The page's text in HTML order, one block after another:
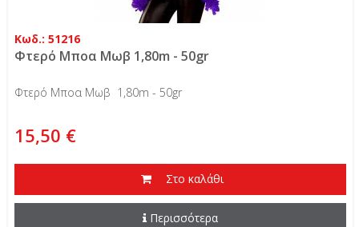
Κωδ.: 51216
Φτερό Μποα Μωβ 1,80m - 50gr
Φτερό Μποα Μωβ 1,80m - 50gr
15,50 €
Στο καλάθι
Περισσότερα